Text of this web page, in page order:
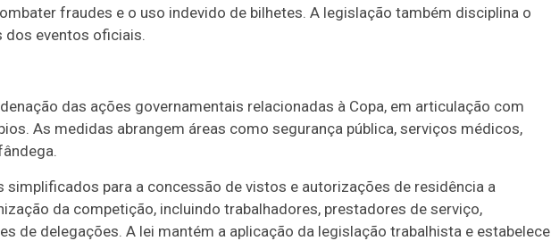
fraudes e o uso indevido de bilhetes. A legislação também disciplina o
dos eventos oficiais.
das ações governamentais relacionadas à Copa, em articulação com
As medidas abrangem áreas como segurança pública, serviços médicos,
para a concessão de vistos e autorizações de residência a
da competição, incluindo trabalhadores, prestadores de serviço,
de delegações. A lei mantém a aplicação da legislação trabalhista e estabelece